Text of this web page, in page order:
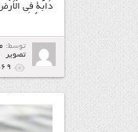
دَابَّةٍ فِي
توسط:
تصویر